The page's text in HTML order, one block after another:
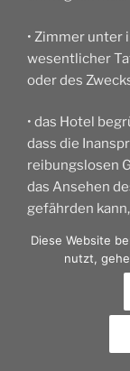
• Zimmer
wesentlicher
oder des
• das Hotel
dass die
reibungslosen
das Ansehen
gefährden
• ein Verstoß
4. Bei
Anspruch des
Diese Website
nutzt,